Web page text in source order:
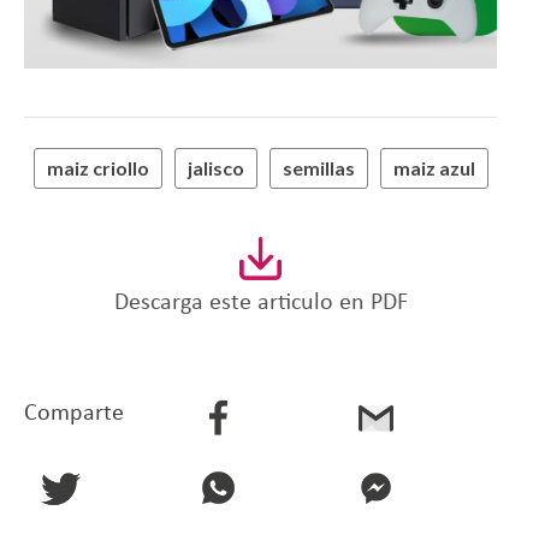
maiz criollo jalisco semillas maiz azul
Descarga este articulo en PDF
Comparte